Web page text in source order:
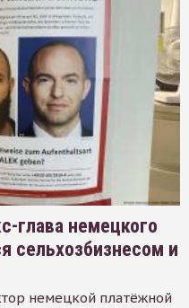
глава немецкого
сельхозбизнесом и
немецкой платёжной